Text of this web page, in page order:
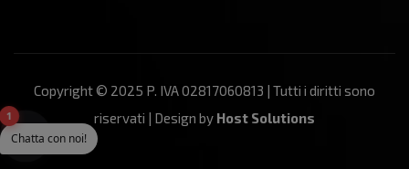
Chatta con noi!
1
Copyright © 2025 P. IVA 02817060813 | Tutti i diritti sono
riservati | Design by Host Solutions